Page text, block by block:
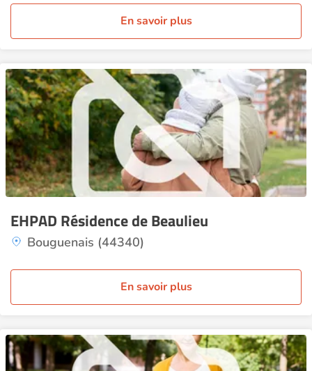
En savoir plus
EHPAD Résidence de Beaulieu
Bouguenais (44340)
En savoir plus